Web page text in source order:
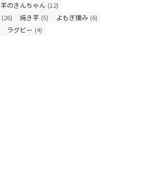
羊のきんちゃん (12)
(26) 焼き芋 (5) よもぎ摘み (6)
ラグビー (4)